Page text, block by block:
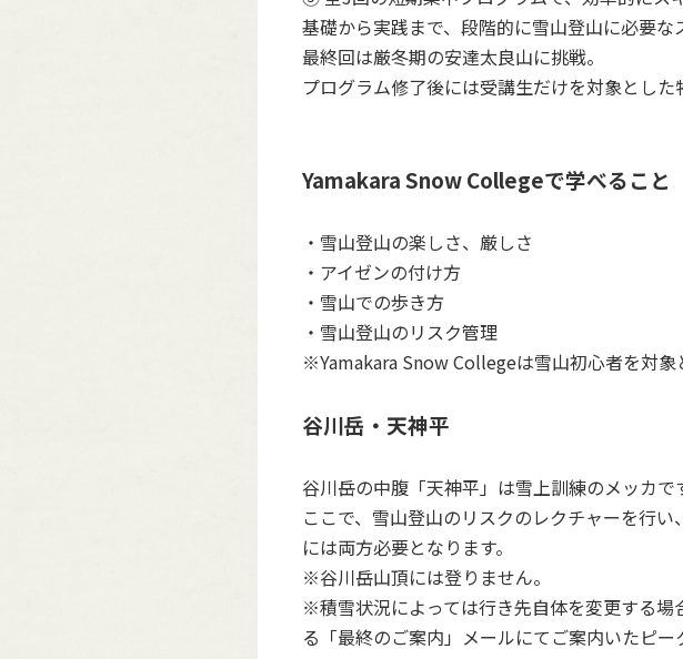
基礎から実践まで、段階的に雪山登山に必要な
最終回は厳冬期の安達太良山に挑戦。
プログラム修了後には受講生だけを対象とした
Yamakara Snow Collegeで学べること
・雪山登山の楽しさ、厳しさ
・アイゼンの付け方
・雪山での歩き方
・雪山登山のリスク管理
※Yamakara Snow Collegeは雪山初心者を対象
谷川岳・天神平
谷川岳の中腹「天神平」は雪上訓練のメッカで
ここで、雪山登山のリスクのレクチャーを行
には両方必要となります。
※谷川岳山頂には登りません。
※積雪状況によっては行き先自体を変更する
る「最終のご案内」メールにてご案内いたピー